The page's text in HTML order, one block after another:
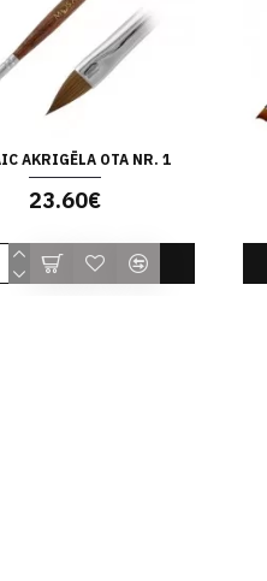
AKRIGĒLA OTA NR. 1
23.60€